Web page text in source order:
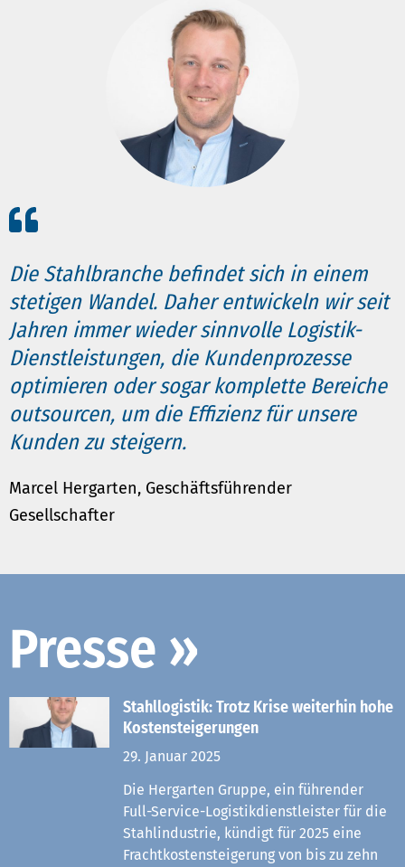
Erforderlichen Service akzeptieren und
Inhalte entsperren
Die Stahlbranche befindet sich in einem
stetigen Wandel. Daher entwickeln wir seit
Jahren immer wieder sinnvolle Logistik-
Dienstleistungen, die Kundenprozesse
optimieren oder sogar komplette Bereiche
outsourcen, um die Effizienz für unsere
Kunden zu steigern.
Marcel Hergarten, Geschäftsführender
Gesellschafter
Presse »
Stahllogistik: Trotz Krise weiterhin hohe
Kostensteigerungen
29. Januar 2025
Die Hergarten Gruppe, ein führender
Full-Service-Logistikdienstleister für die
Stahlindustrie, kündigt für 2025 eine
Frachtkostensteigerung von bis zu zehn